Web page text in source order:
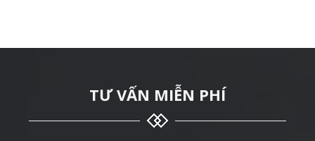
TƯ VẤN MIỄN PHÍ